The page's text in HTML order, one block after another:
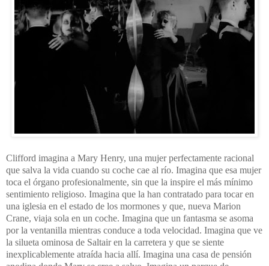
Clifford imagina a Mary Henry, una mujer perfectamente racional
que salva la vida cuando su coche cae al río. Imagina que esa mujer
toca el órgano profesionalmente, sin que la inspire el más mínimo
sentimiento religioso. Imagina que la han contratado para tocar en
una iglesia en el estado de los mormones y que, nueva Marion
Crane, viaja sola en un coche. Imagina que un fantasma se asoma
por la ventanilla mientras conduce a toda velocidad. Imagina que ve
la silueta ominosa de Saltair en la carretera y que se siente
inexplicablemente atraída hacia allí. Imagina una casa de pensión